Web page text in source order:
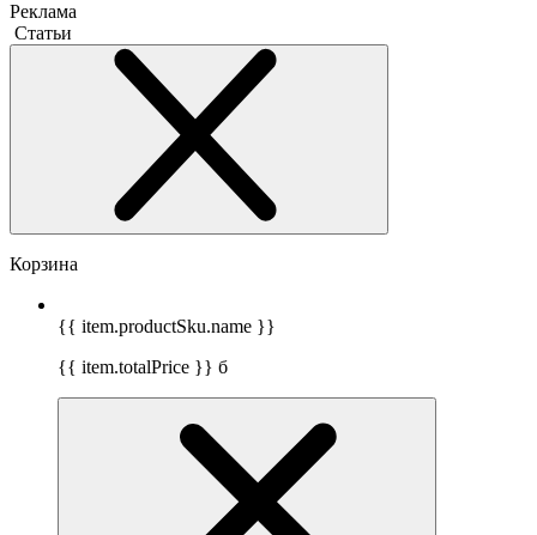
Реклама
Статьи
Корзина
{{ item.productSku.name }}
{{ item.totalPrice }} б